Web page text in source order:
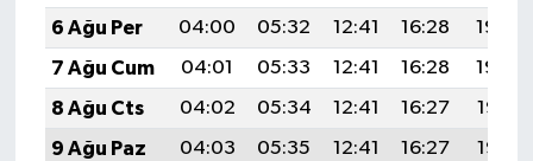
6 Ağu Per
04:00 05:32 12:41 16:28
19:40
7 Ağu Cum
04:01 05:33 12:41 16:28
19:39
8 Ağu Cts
04:02 05:34 12:41 16:27
19:38
9 Ağu Paz
04:03 05:35 12:41 16:27
19:37